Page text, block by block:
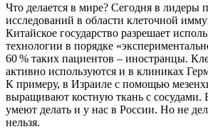
Что делается в мире? Сегодня в лидеры
исследований в области клеточной
Китайское государство разрешает
технологии в порядке
60 % таких пациентов – иностранцы.
активно используются и в клиниках
К примеру, в Израиле с помощью
выращивают костную ткань с сосудами.
умеют делать и у нас в России. Но не
нельзя.